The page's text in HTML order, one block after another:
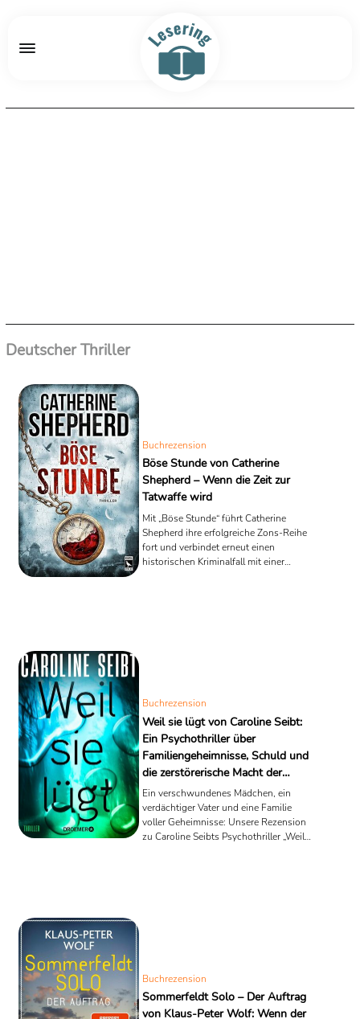
Deutscher Thriller
Buchrezension
Böse Stunde von Catherine
Shepherd – Wenn die Zeit zur
Tatwaffe wird
Mit „Böse Stunde“ führt Catherine
Shepherd ihre erfolgreiche Zons-Reihe
fort und verbindet erneut einen
historischen Kriminalfall mit einer
Buchrezension
Weil sie lügt von Caroline Seibt:
Ein Psychothriller über
Familiengeheimnisse, Schuld und
die zerstörerische Macht der
Wahrheit
Ein verschwundenes Mädchen, ein
verdächtiger Vater und eine Familie
voller Geheimnisse: Unsere Rezension
zu Caroline Seibts Psychothriller „Weil
Buchrezension
Sommerfeldt Solo – Der Auftrag
von Klaus-Peter Wolf: Wenn der